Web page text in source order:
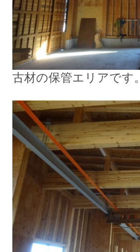
古材の保管エリアです。